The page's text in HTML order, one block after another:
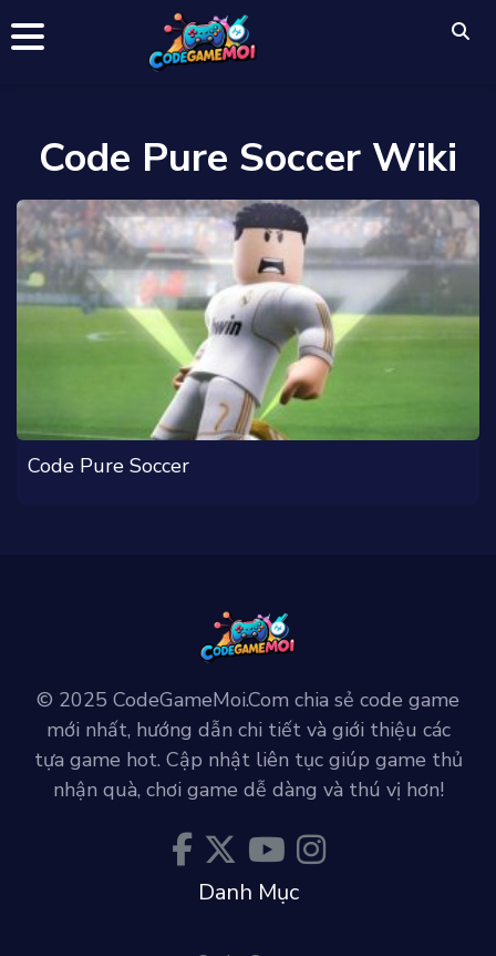
Code Pure Soccer Wiki
Code Pure Soccer
© 2025 CodeGameMoi.Com chia sẻ code game
mới nhất, hướng dẫn chi tiết và giới thiệu các
tựa game hot. Cập nhật liên tục giúp game thủ
nhận quà, chơi game dễ dàng và thú vị hơn!
Danh Mục